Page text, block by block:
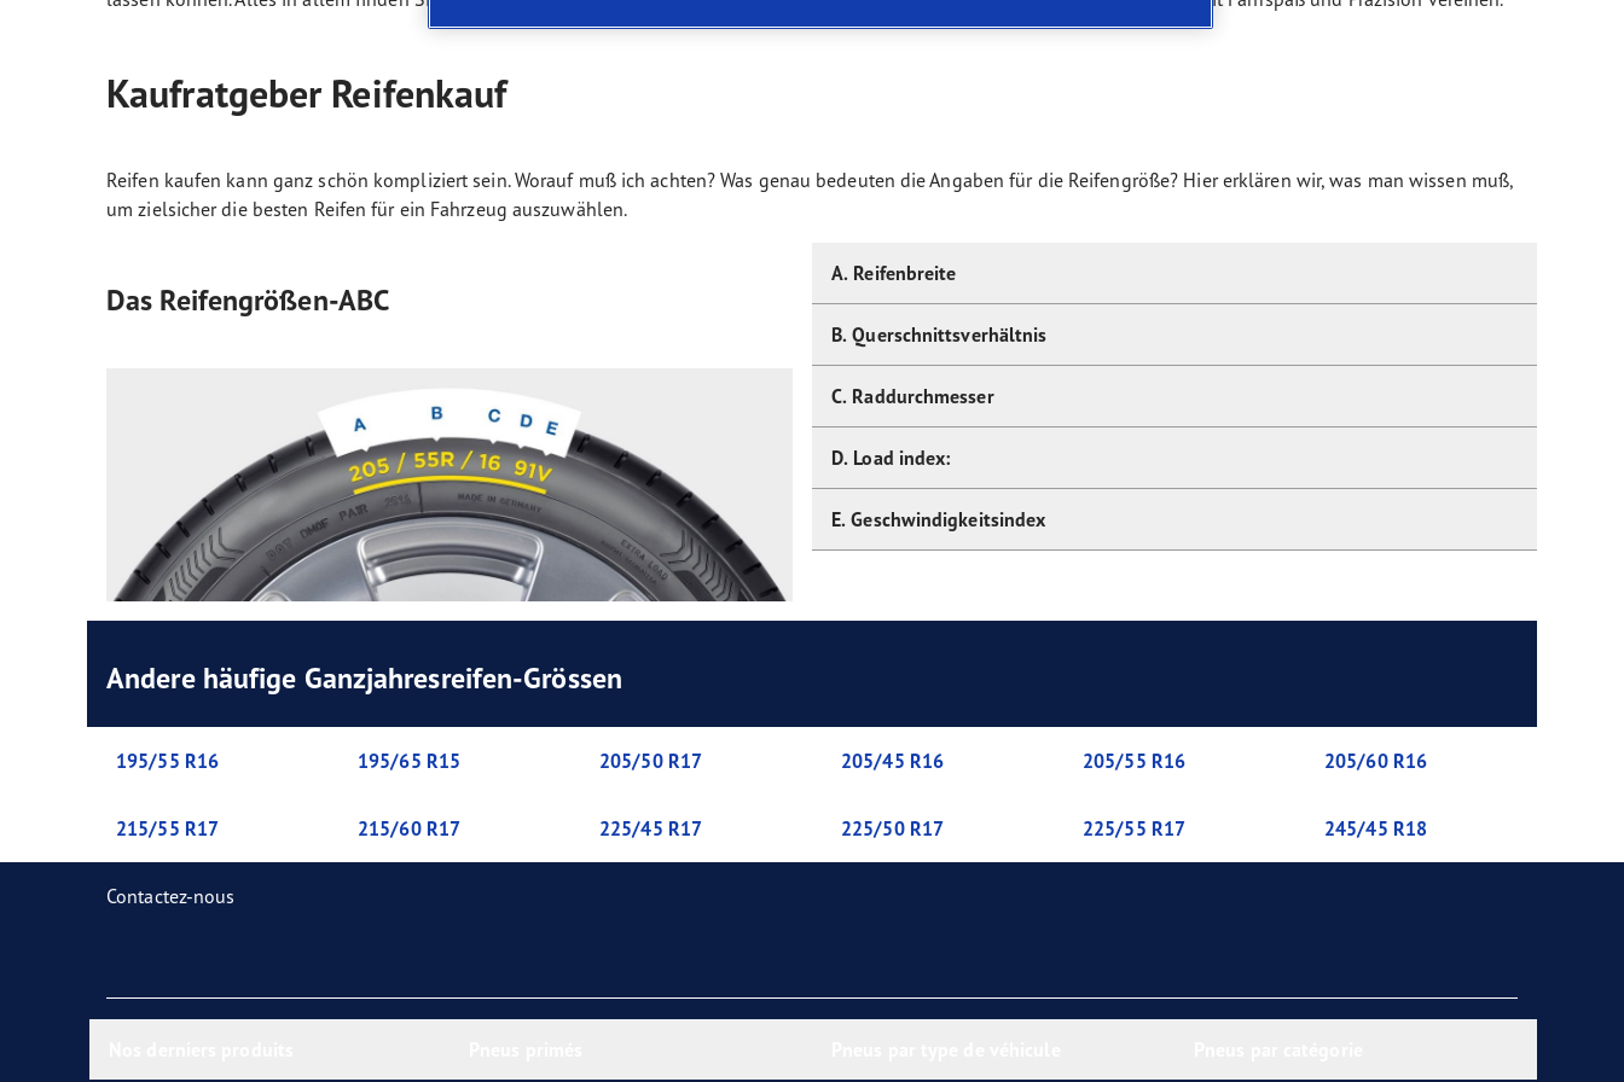
l'Avenir de la mobilité électrique
Kaufratgeber Reifenkauf
Reifen kaufen kann ganz schön kompliziert sein. Worauf muß ich achten? Was genau bedeuten die Angaben für die Reifengröße? Hier erklären wir, was man wissen muß,
um zielsicher die besten Reifen für ein Fahrzeug auszuwählen.
Das Reifengrößen-ABC
A. Reifenbreite
B. Querschnittsverhältnis
C. Raddurchmesser
D. Load index:
E. Geschwindigkeitsindex
Andere häufige Ganzjahresreifen-Grössen
195/55 R16 195/65 R15 205/50 R17 205/45 R16 205/55 R16 205/60 R16
215/55 R17 215/60 R17 225/45 R17 225/50 R17 225/55 R17 245/45 R18
Contactez-nous